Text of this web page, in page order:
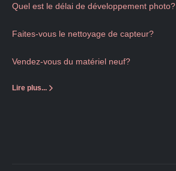
Quel est le délai de développement photo?
Faites-vous le nettoyage de capteur?
Vendez-vous du matériel neuf?
Lire plus...